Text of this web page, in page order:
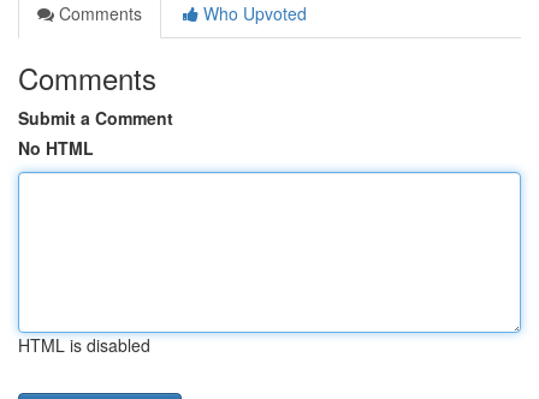
Comments
Who Upvoted
Comments
Submit a Comment
No HTML
HTML is disabled